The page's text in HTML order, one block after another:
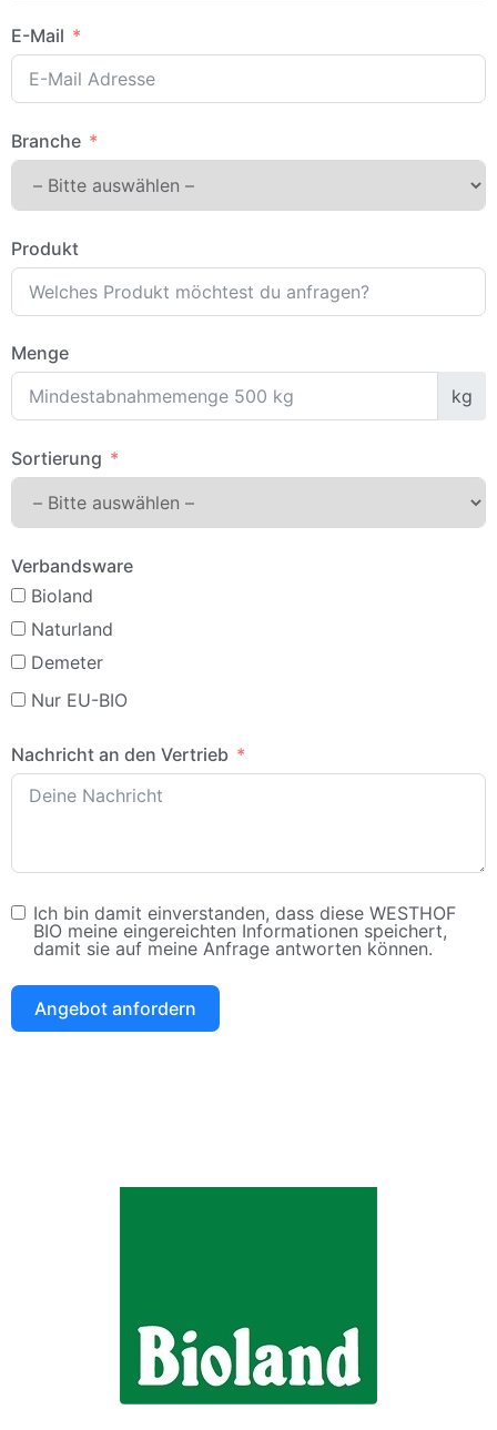
E-Mail
Branche
Produkt
Menge
kg
Sortierung
Verbandsware
Bioland
Naturland
Demeter
Nur EU-BIO
Nachricht an den Vertrieb
Ich bin damit einverstanden, dass diese WESTHOF
BIO meine eingereichten Informationen speichert,
damit sie auf meine Anfrage antworten können.
Angebot anfordern